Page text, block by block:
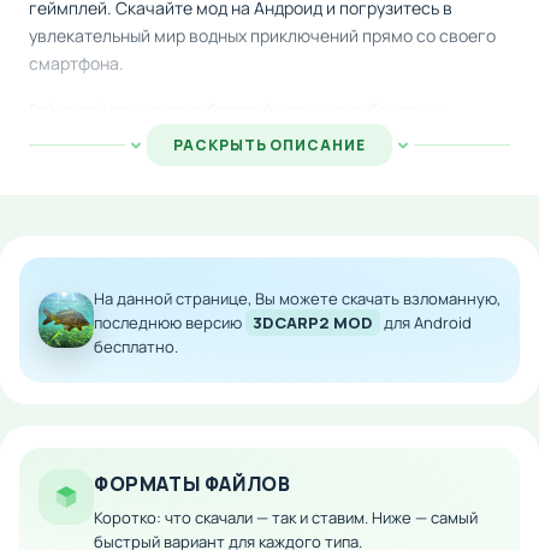
геймплей. Скачайте мод на Андроид и погрузитесь в
увлекательный мир водных приключений прямо со своего
смартфона.
инструментов: удилища разных типов, качественные
снасти, эффективные приманки и прикормки для различных
Рыбачьте в любое время суток и в разные сезоны года на
многочисленных водоёмах с уникальной атмосферой. Игра
сочетает потрясающую визуализацию, интуитивное
управление и глубокий геймплей, которые обеспечивают
Особенности мода:
Улучшенная графика и реалистичные водные
РАСКРЫТЬ ОПИСАНИЕ
На данной странице, Вы можете скачать взломанную,
последнюю версию 3DCARP2 MOD для Android
бесплатно.
ФОРМАТЫ ФАЙЛОВ
Коротко: что скачали — так и ставим. Ниже — самый
быстрый вариант для каждого типа.